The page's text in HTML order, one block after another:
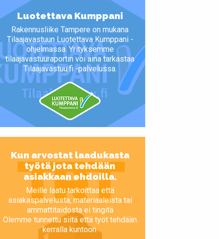
Luotettava Kumppani
Rakennusliike Tampere on mukana
Tilaajavastuun Luotettava Kumppani -
ohjelmassa. Yrityksemme
tilaajavastuuraportin voi aina tarkastaa
Tilaajavastuu.fi -palvelussa.
Kun arvostat laadukasta
työtä jota tehdään
asiakkaan ehdoilla.
Meille laatu tarkoittaa että
asiakaspalvelusta, materiaaleista tai
ammattitaidosta ei tingitä
Olemme tunnettu siitä että työt tehdään
kerralla kuntoon.